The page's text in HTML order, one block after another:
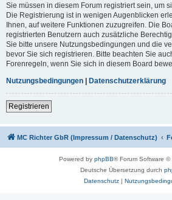
Sie müssen in diesem Forum registriert sein, um
Die Registrierung ist in wenigen Augenblicken
Ihnen, auf weitere Funktionen zuzugreifen. Die
registrierten Benutzern auch zusätzliche
Sie bitte unsere Nutzungsbedingungen und die
bevor Sie sich registrieren. Bitte beachten Sie
Forenregeln, wenn Sie sich in diesem Board
Nutzungsbedingungen | Datenschutzerklärung
Registrieren
MC Richter GbR (Impressum / Datenschutz)
Powered by phpBB® Forum Software ©
Deutsche Übersetzung durch
Datenschutz|